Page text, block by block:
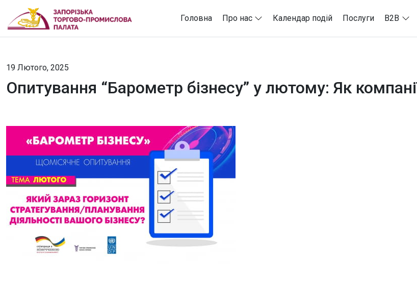
Головна Про нас Календар подій Послуги B2B
19 Лютого, 2025
Опитування “Барометр бізнесу” у лютому: Як